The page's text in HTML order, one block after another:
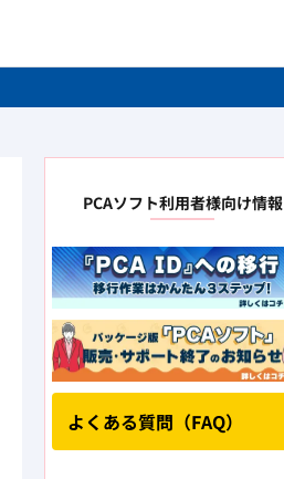
PCAソフト利用者様向け情報
よくある質問（FAQ）